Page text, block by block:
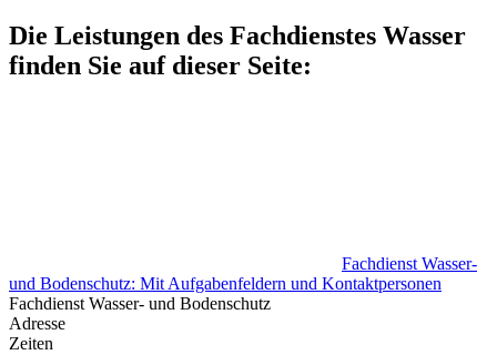
Die Leistungen des Fachdienstes Wasser
finden Sie auf dieser Seite:
Fachdienst Wasser-
und Bodenschutz: Mit Aufgabenfeldern und Kontaktpersonen
Fachdienst Wasser- und Bodenschutz
Adresse
Zeiten